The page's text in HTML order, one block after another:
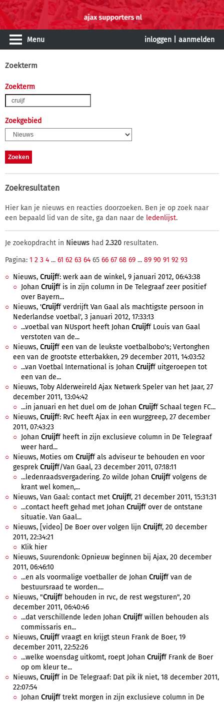
Menu inloggen aanmelden
Zoekterm
Zoekterm
Zoekgebied
Zoekresultaten
Hier kan je nieuws en reacties doorzoeken. Ben je op zoek naar
een bepaald lid van de site, ga dan naar de ledenlijst.
Je zoekopdracht in Nieuws had 2.320 resultaten.
Pagina: 1 2 3 4 ... 61 62 63 64 65 66 67 68 69 ... 89 90 91 92 93
Nieuws, Cruijff: werk aan de winkel, 9 januari 2012, 06:43:38
Johan Cruijff is in zijn column in De Telegraaf zeer positief
over Bayern...
Nieuws, 'Cruijff verdrijft Van Gaal als machtigste persoon in
Nederlandse voetbal', 3 januari 2012, 17:33:13
...voetbal van NUsport heeft Johan Cruijff Louis van Gaal
verstoten van de...
Nieuws, Cruijff een van de leukste voetbalbobo's; Vertonghen
een van de grootste etterbakken, 29 december 2011, 14:03:52
...van Voetbal International is Johan Cruijff uitgeroepen tot
een van de...
Nieuws, Toby Alderweireld Ajax Netwerk Speler van het Jaar, 27
december 2011, 13:04:42
...in januari en het duel om de Johan Cruijff Schaal tegen FC...
Nieuws, Cruijff: RvC heeft Ajax in een wurggreep, 27 december
2011, 07:43:23
Johan Cruijff heeft in zijn exclusieve column in De Telegraaf
weer hard...
Nieuws, Moties om Cruijff als adviseur te behouden en voor
gesprek Cruijff/Van Gaal, 23 december 2011, 07:18:11
...ledenraadsvergadering. Zo wilde Johan Cruijff volgens de
krant wel komen,...
Nieuws, Van Gaal: contact met Cruijff, 21 december 2011, 15:31:31
...contact heeft gehad met Johan Cruijff over de ontstane
situatie. Van Gaal...
Nieuws, [video] De Boer over volgen lijn Cruijff, 20 december
2011, 22:34:21
Klik hier
Nieuws, Suurendonk: Opnieuw beginnen bij Ajax, 20 december
2011, 06:46:10
...en als voormalige voetballer de Johan Cruijff van de
bestuursraad te worden....
Nieuws, "Cruijff behouden in rvc, de rest wegsturen", 20
december 2011, 06:40:46
...dat verschillende leden Johan Cruijff willen behouden als
commissaris en...
Nieuws, Cruijff vraagt en krijgt steun Frank de Boer, 19
december 2011, 22:52:26
...welke woensdag uitkomt, roept Johan Cruijff Frank de Boer
op om kleur te...
Nieuws, Cruijff in De Telegraaf: Dat pik ik niet, 18 december 2011,
22:07:54
Johan Cruijff trekt morgen in zijn exclusieve column in De